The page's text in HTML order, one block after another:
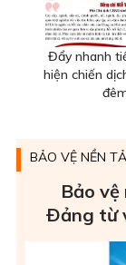
Đẩy nhanh
hiện chiến
BẢO VỆ NỀN
Bảo
Ðảng từ